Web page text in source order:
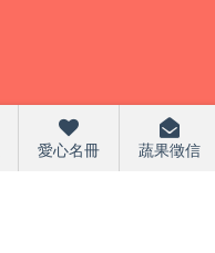
愛心名冊 蔬果徵信